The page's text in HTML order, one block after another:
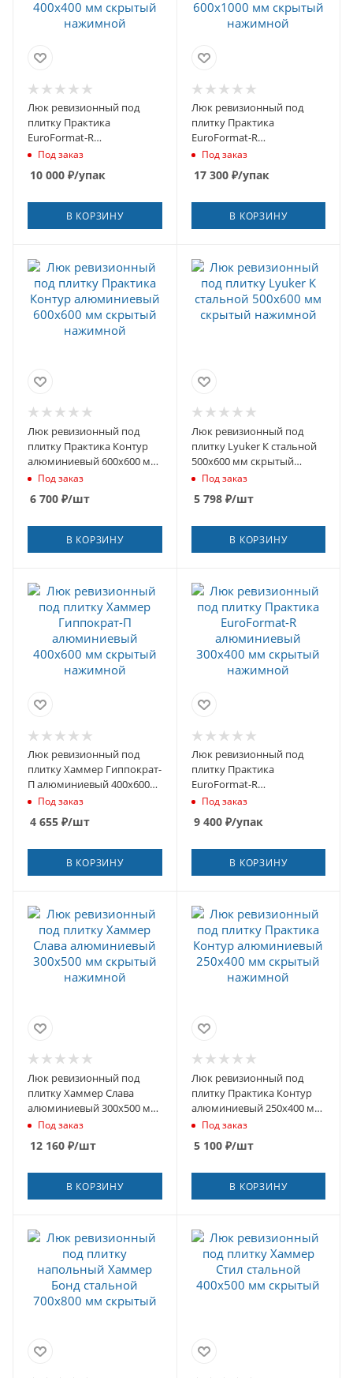
Люк ревизионный под
плитку Практика
EuroFormat-R
алюминиевый 400х400 мм
скрытый нажимной
Под заказ
10 000 ₽/упак
В КОРЗИНУ
Люк ревизионный под
плитку Практика
EuroFormat-R
алюминиевый 600х1000
мм скрытый нажимной
Под заказ
17 300₽/упак
В КОРЗИНУ
Люк ревизионный под
плитку Практика Контур
алюминиевый 600х600 мм
скрытый нажимной
Под заказ
6 700 ₽/шт
В КОРЗИНУ
Люк ревизионный под
плитку Lyuker К стальной
500х600 мм скрытый
нажимной
Под заказ
5 798₽/шт
В КОРЗИНУ
Люк ревизионный под
плитку Хаммер Гиппократ-
П алюминиевый 400х600
мм скрытый нажимной
Под заказ
4 655 ₽/шт
В КОРЗИНУ
Люк ревизионный под
плитку Практика
EuroFormat-R
алюминиевый 300х400 мм
скрытый нажимной
Под заказ
9 400₽/упак
В КОРЗИНУ
Люк ревизионный под
плитку Хаммер Слава
алюминиевый 300х500 мм
скрытый нажимной
Под заказ
12 160 ₽/шт
В КОРЗИНУ
Люк ревизионный под
плитку Практика Контур
алюминиевый 250х400 мм
скрытый нажимной
Под заказ
5 100₽/шт
В КОРЗИНУ